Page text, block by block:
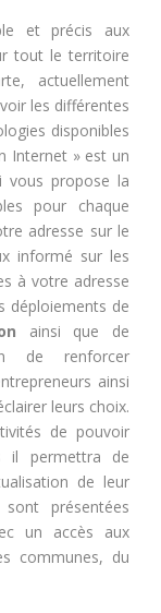
et précis aux
tout le territoire
actuellement
les différentes
disponibles
Internet » est un
vous propose la
pour chaque
adresse sur le
informé sur les
à votre adresse
déploiements de
ainsi que de
de renforcer
ainsi
leurs choix.
de pouvoir
il permettra de
de leur
présentées
un accès aux
communes, du